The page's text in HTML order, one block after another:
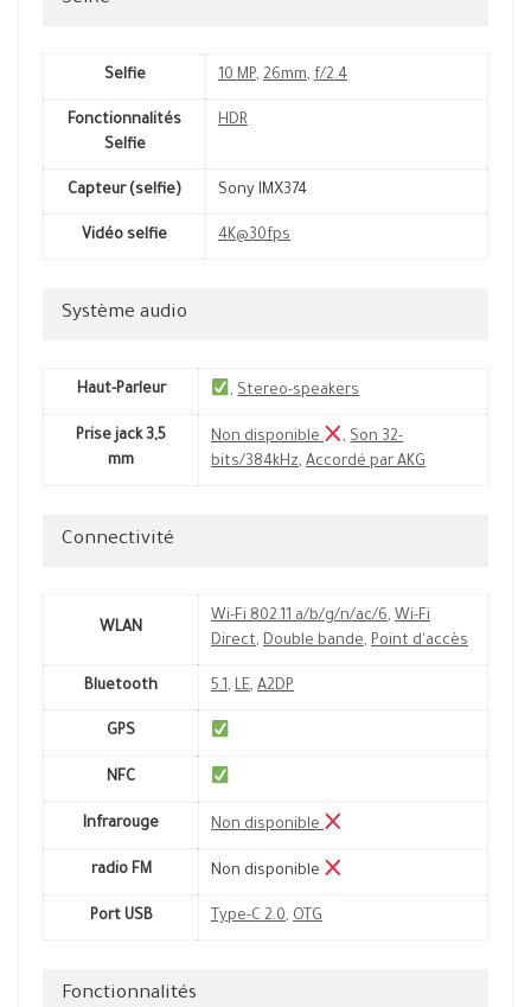
Selfie 10 MP, 26mm, f/2.4
Fonctionnalités
Selfie
HDR
Capteur (selfie) Sony IMX374
Vidéo selfie 4K@30fps
Système audio
Haut-Parleur ,Stereo-speakers
Prise jack 3,5
mm
Non disponible ,Son 32-
bits/384kHz, Accordé par AKG
Connectivité
WLAN
Wi-Fi 802.11 a/b/g/n/ac/6, Wi-Fi
Direct, Double bande, Point d'accès
Bluetooth 5.1, LE, A2DP
GPS
NFC
Infrarouge Non disponible
radio FM Non disponible
Port USB Type-C 2.0, OTG
Fonctionnalités